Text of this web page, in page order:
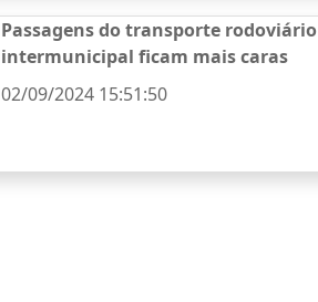
Passagens do transporte rodoviário
intermunicipal ficam mais caras
02/09/2024 15:51:50